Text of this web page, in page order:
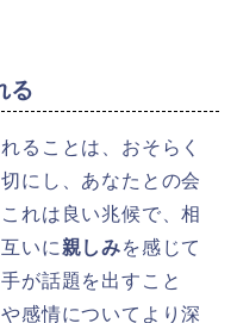
る
ることは、おそらく
にし、あなたとの会
れは良い兆候で、相
いに親しみを感じて
が話題を出すこと
感情についてより深